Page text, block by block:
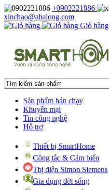
+0902221886
xinchao@ahalong.com
Giỏ hàng
Sản phẩm bán chạy
Khuyến mại
Tin công nghệ
Hỗ trợ
Thiết bị SmartHome
Công tắc & Cảm biến
Tbị điện Simon Siemens
Gia dụng đời sống